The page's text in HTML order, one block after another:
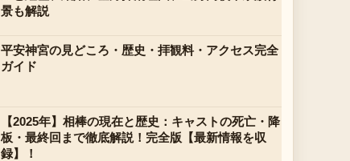
景も解説
平安神宮の見どころ・歴史・拝観料・アクセス完全
ガイド
【2025年】相棒の現在と歴史：キャストの死亡・降
板・最終回まで徹底解説！完全版【最新情報を収
録】！